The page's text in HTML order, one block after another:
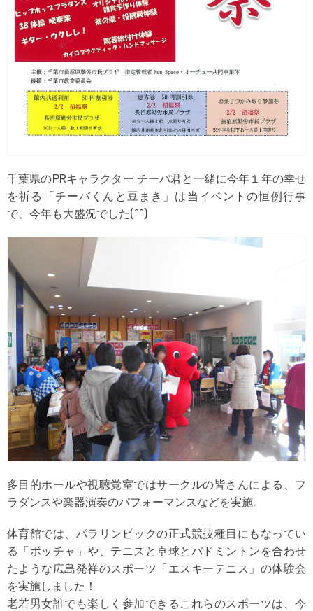
千葉県のPRキャラクター チーバ君と一緒に今年１年の幸せ
を祈る「チーバくんと豆まき」は当イベントの恒例行事
で、今年も大盛況でした(^^)
多目的ホールや視聴覚室ではサークルの皆さんによる、フ
ラダンスや楽器演奏のパフォーマンスなどを実施。
体育館では、パラリンピックの正式競技種目にもなってい
る「ボッチャ」や、テニスと卓球とバドミントンを合わせ
たような広島発祥のスポーツ「エスキーテニス」の体験会
を実施しました！
老若男女誰でも楽しく参加できるこれらのスポーツは、今